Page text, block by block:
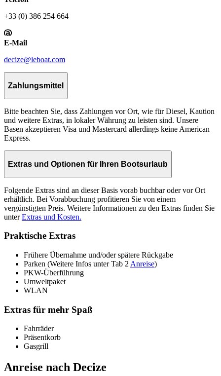
+33 (0) 386 254 664
E-Mail
decize@leboat.com
Zahlungsmittel
Bitte beachten Sie, dass Zahlungen vor Ort, wie für Diesel, Kaution
und weitere Extras, in lokaler Währung zu leisten sind. Unsere
Basen akzeptieren Visa und Mastercard allerdings keine American
Express.
Extras und Optionen für Ihren Bootsurlaub
Folgende Extras sind an dieser Basis vorab buchbar oder vor Ort
erhältlich. Bei Vorabbuchung profitieren Sie von einem
vergünstigten Preis. Weitere Informationen zu den Extras finden Sie
unterExtras und Kosten.
Praktische Extras
Frühere Übernahme und/oder spätere Rückgabe
Parken (Weitere Infos unter Tab 2 Anreise)
PKW-Überführung
Umweltpaket
WLAN
Extras für mehr Spaß
Fahrräder
Präsentkorb
Gasgrill
Anreise nach Decize